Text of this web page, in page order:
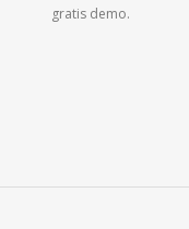
gratis demo.